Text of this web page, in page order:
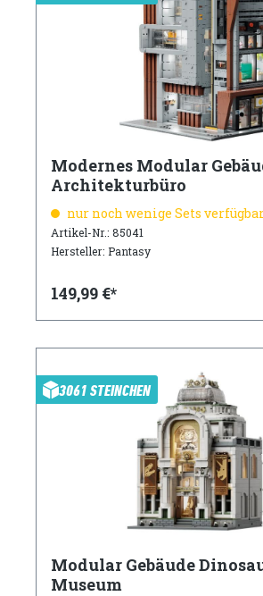
Modernes Modular
Architekturbüro
nur noch wenige Sets
Artikel-Nr.: 85041
Hersteller: Pantasy
149,99 €*
3061 STEINCHEN
Modular Gebäude
Museum